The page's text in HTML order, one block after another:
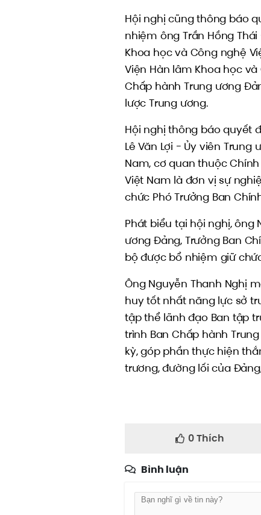
Hội nghị cũng thông báo
nhiệm ông Trần Hồng
Khoa học và Công nghệ
Viện Hàn lâm Khoa học
Chấp hành Trung ương
lược Trung ương.
Hội nghị thông báo quyết
Lê Văn Lợi - Ủy viên
Nam, cơ quan thuộc
Việt Nam là đơn vị sự
chức Phó Trưởng Ban
Phát biểu tại hội nghị, ông
ương Đảng, Trưởng Ban
bộ được bổ nhiệm giữ
Ông Nguyễn Thanh Nghị
huy tốt nhất năng lực sở
tập thể lãnh đạo Ban tập
trình Ban Chấp hành
kỳ, góp phần thực hiện
trương, đường lối của
0Thích
Bình luận